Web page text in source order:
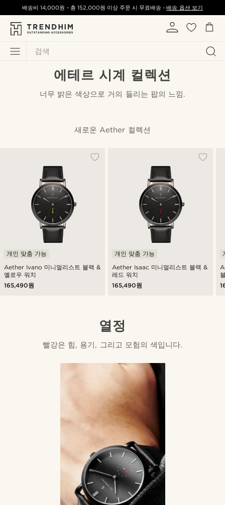
검색
배송비14,000원 - 총 152,000원 이상 주문 시 무료배송 -배송 옵션 보기
에테르 시계 컬렉션
너무 밝은 색상으로 거의 들리는 팝의 느낌.
새로운 Aether 컬렉션
Aether Ivano 미니멀리스트 블랙 &
옐로우 워치
개인 맞춤 가능
165,490원
Aether Isaac 미니멀리스트 블랙 &
레드 워치
개인 맞춤 가능
165,490원
열정
빨강은 힘, 용기, 그리고 모험의 색입니다.